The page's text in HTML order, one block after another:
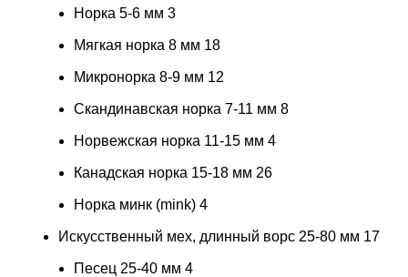
Норка 5-6 мм 3
Мягкая норка 8 мм 18
Микронорка 8-9 мм 12
Скандинавская норка 7-11 мм 8
Норвежская норка 11-15 мм 4
Канадская норка 15-18 мм 26
Норка минк (mink) 4
Искусственный мех, длинный ворс 25-80 мм 17
Песец 25-40 мм 4